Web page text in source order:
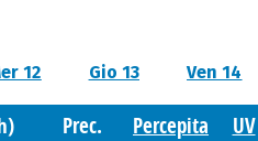
12 Gio 13 Ven 14
Prec. Percepita UV